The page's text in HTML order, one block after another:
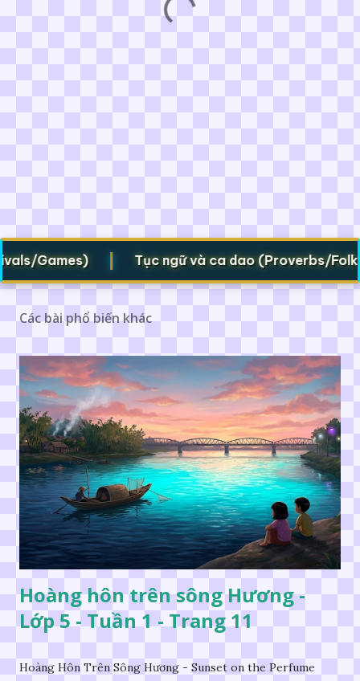
Games) | Tục ngữ và ca dao (Proverbs/Folk
Các bài phổ biến khác
Hoàng hôn trên sông Hương -
Lớp 5 - Tuần 1 - Trang 11
Hoàng Hôn Trên Sông Hương - Sunset on the Perfume